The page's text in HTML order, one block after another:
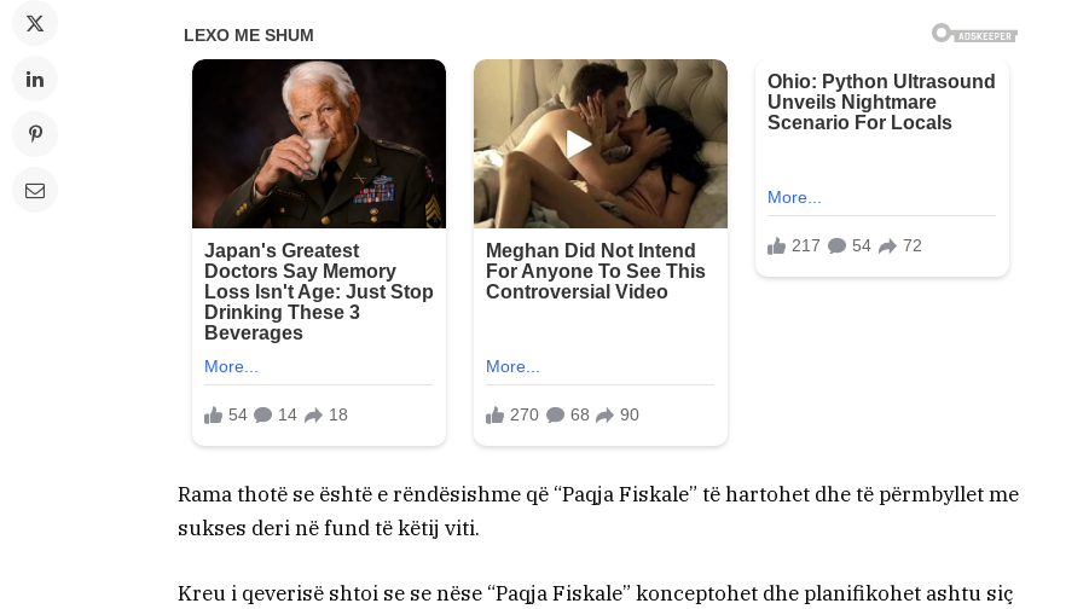
Rama thotë se është e rëndësishme që “Paqja Fiskale” të hartohet dhe të përmbyllet me
sukses deri në fund të këtij viti.
Kreu i qeverisë shtoi se se nëse “Paqja Fiskale” konceptohet dhe planifikohet ashtu siç